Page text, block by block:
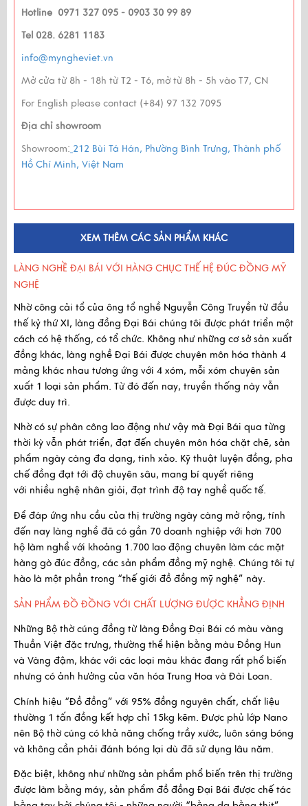
Hotline 0971 327 095 - 0903 30 99 89
Tel 028. 6281 1183
info@myngheviet.vn
Mở cửa từ 8h - 18h từ T2 - T6, mở từ 8h - 5h vào T7, CN
For English please contact (+84) 97 132 7095
Địa chỉ showroom
Showroom: 212 Bùi Tá Hán, Phường Bình Trưng, Thành phố
Hồ Chí Minh, Việt Nam
XEM THÊM CÁC SẢN PHẨM KHÁC
LÀNG NGHỀ ĐẠI BÁI VỚI HÀNG CHỤC THẾ HỆ ĐÚC ĐỒNG MỸ
NGHỆ
Nhờ công cải tổ của ông tổ nghề Nguyễn Công Truyền từ đầu
thế kỷ thứ XI, làng đồng Đại Bái chúng tôi được phát triển một
cách có hệ thống, có tổ chức. Không như những cơ sở sản xuất
đồng khác, làng nghề Đại Bái được chuyên môn hóa thành 4
mảng khác nhau tương ứng với 4 xóm, mỗi xóm chuyên sản
xuất 1 loại sản phẩm. Từ đó đến nay, truyền thống này vẫn
được duy trì.
Nhờ có sự phân công lao động như vậy mà Đại Bái qua từng
thời kỳ vẫn phát triển, đạt đến chuyên môn hóa chặt chẽ, sản
phẩm ngày càng đa dạng, tinh xảo. Kỹ thuật luyện đồng, pha
chế đồng đạt tới độ chuyên sâu, mang bí quyết riêng
với nhiều nghệ nhân giỏi, đạt trình độ tay nghề quốc tế.
Để đáp ứng nhu cầu của thị trường ngày càng mở rộng, tính
đến nay làng nghề đã có gần 70 doanh nghiệp với hơn 700
hộ làm nghề với khoảng 1.700 lao động chuyên làm các mặt
hàng gò đúc đồng, các sản phẩm đồng mỹ nghệ. Chúng tôi tự
hào là một phần trong “thế giới đồ đồng mỹ nghệ” này.
SẢN PHẨM ĐỒ ĐỒNG VỚI CHẤT LƯỢNG ĐƯỢC KHẲNG ĐỊNH
Những Bộ thờ cúng đồng từ làng Đồng Đại Bái có màu vàng
Thuần Việt đặc trưng, thường thể hiện bằng màu Đồng Hun
và Vàng đậm, khác với các loại màu khác đang rất phổ biến
nhưng có ảnh hưởng của văn hóa Trung Hoa và Đài Loan.
Chính hiệu “Đồ đồng” với 95% đồng nguyên chất, chất liệu
thường 1 tấn đồng kết hợp chỉ 15kg kẽm. Được phủ lớp Nano
nên Bộ thờ cúng có khả năng chống trầy xước, luôn sáng bóng
và không cần phải đánh bóng lại dù đã sử dụng lâu năm.
Đặc biệt, không như những sản phẩm phổ biến trên thị trường
được làm bằng máy, sản phẩm đồ đồng Đại Bái được chế tác